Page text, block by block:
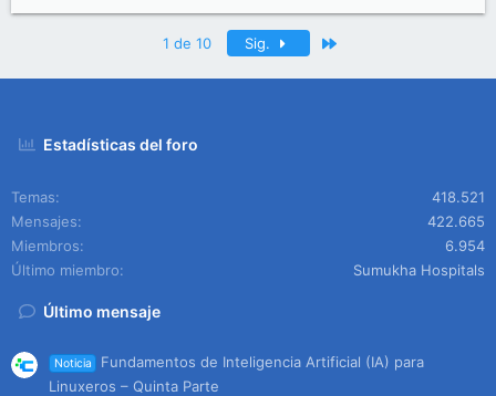
1 de 10 Sig.
Estadísticas del foro
Temas
418.521
Mensajes
422.665
Miembros
6.954
Último miembro
Sumukha Hospitals
Último mensaje
Noticia
Fundamentos de Inteligencia Artificial (IA) para
Linuxeros – Quinta Parte